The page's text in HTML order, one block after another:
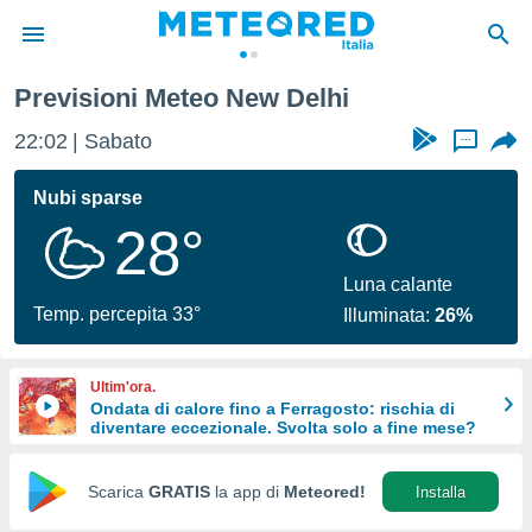
di
per
le
di
Web
Previsioni Meteo New Delhi
22:02 Sabato ...
Nubi sparse
28°
Temp. percepita 33°
Luna calante
Illuminata:26%
Ultim'ora.
Ondata di calore fino a Ferragosto: rischia di
diventare eccezionale. Svolta solo a fine mese?
Scarica GRATIS la app di Meteored! Installa